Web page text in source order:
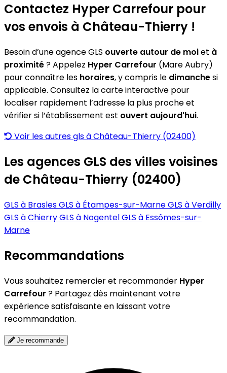
Contactez Hyper Carrefour pour
vos envois à Château-Thierry !
Besoin d’une agence GLS ouverte autour de moiet à
proximité? Appelez Hyper Carrefour (Mare Aubry)
pour connaître les horaires, y compris le dimanchesi
applicable. Consultez la carte interactive pour
localiser rapidement l’adresse la plus proche et
vérifier si l’établissement est ouvert aujourd'hui.
Voir les autres gls à Château-Thierry (02400)
Les agences GLS des villes voisines
de Château-Thierry (02400)
GLS à BraslesGLS à Étampes-sur-MarneGLS à Verdilly
GLS à ChierryGLS à NogentelGLS à Essômes-sur-
Marne
Recommandations
Vous souhaitez remercier et recommander Hyper
Carrefour ? Partagez dès maintenant votre
expérience satisfaisante en laissant votre
recommandation.
Je recommande